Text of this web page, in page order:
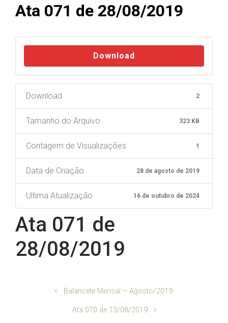
Ata 071 de 28/08/2019
Download
Download 2
Tamanho do Arquivo 323 KB
Contagem de Visualizações 1
Data de Criação 28 de agosto de 2019
Ultima Atualização 16 de outubro de 2024
Ata 071 de
28/08/2019
Balancete Mensal – Agosto/2019
Ata 070 de 13/08/2019